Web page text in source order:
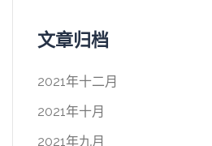
文章归档
2021年十二月
2021年十月
2021年九月